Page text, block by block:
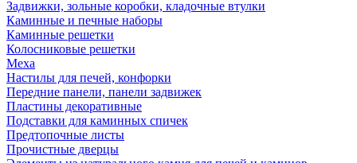
Задвижки, зольные коробки, кладочные втулки
Каминные и печные наборы
Каминные решетки
Колосниковые решетки
Меха
Настилы для печей, конфорки
Передние панели, панели задвижек
Пластины декоративные
Подставки для каминных спичек
Предтопочные листы
Прочистные дверцы